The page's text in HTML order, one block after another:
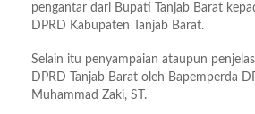
pengantar dari Bupati Tanjab Barat
DPRD Kabupaten Tanjab Barat.
Selain itu penyampaian ataupun
DPRD Tanjab Barat oleh Bapemperda
Muhammad Zaki, ST.